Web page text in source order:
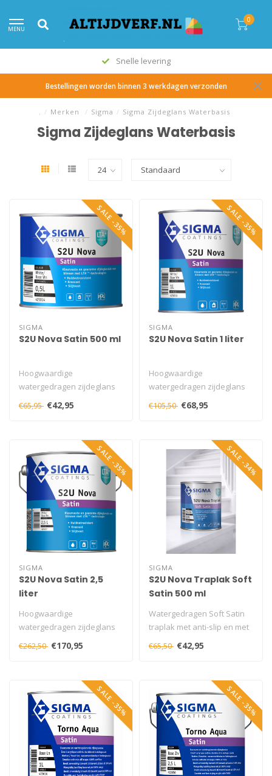
MENU
0
Snelle levering
Bestellingen worden binnen 3 werkdagen verzonden
. / Merken / Sigma / Sigma Zijdeglans Waterbasis
Sigma Zijdeglans Waterbasis
SALE -35%
SIGMA
S2U Nova Satin 500 ml
Hoogwaardige
watergedragen zijdeglans
lakverf met uitstekende
dekking en langdur..
€65,95 €42,95
SALE -35%
SIGMA
S2U Nova Satin 1 liter
Hoogwaardige
watergedragen zijdeglans
lakverf met uitstekende
dekking en langdur..
€105,50 €68,95
SALE -35%
SIGMA
S2U Nova Satin 2,5
liter
Hoogwaardige
watergedragen zijdeglans
lakverf met uitstekende
dekking en langdur..
€262,50 €170,95
SALE -34%
SIGMA
S2U Nova Traplak Soft
Satin 500 ml
Watergedragen Soft Satin
traplak met anti-slip en met
hoge slijtvastheid en kras..
€65,50 €42,95
SALE -35% SALE -35%